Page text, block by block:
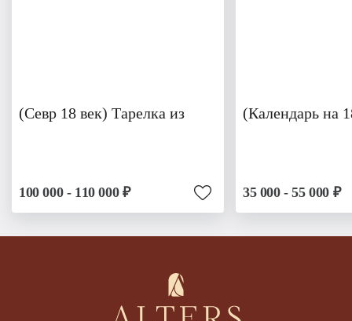
(Севр 18 век) Тарелка из
100 000 - 110 000 ₽
(Календарь на
35 000 - 55 000 ₽